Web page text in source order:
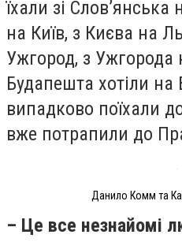
їхали зі
на Київ, з Києва на
Ужгород, з Ужгорода
Будапешта хотіли на
випадково поїхали
вже потрапили до
Данило Комм та
​– Це все незнайомі